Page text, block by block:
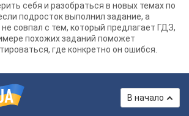
себя и разобраться в новых темах по
подросток выполнил задание, а
совпал с тем, который предлагает ГДЗ,
похожих заданий поможет
где конкретно он ошибся.
В начало